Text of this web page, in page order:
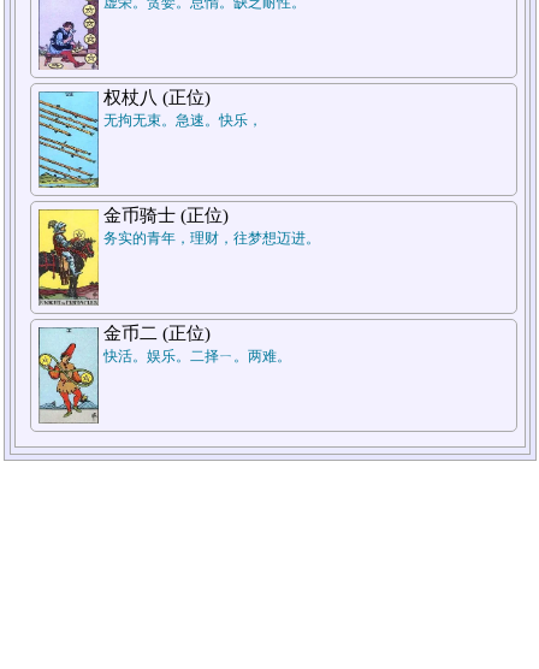
权杖八 (正位)
无拘无束。急速。快乐，
金币骑士 (正位)
务实的青年，理财，往梦想迈进。
金币二 (正位)
快活。娱乐。二择ㄧ。两难。